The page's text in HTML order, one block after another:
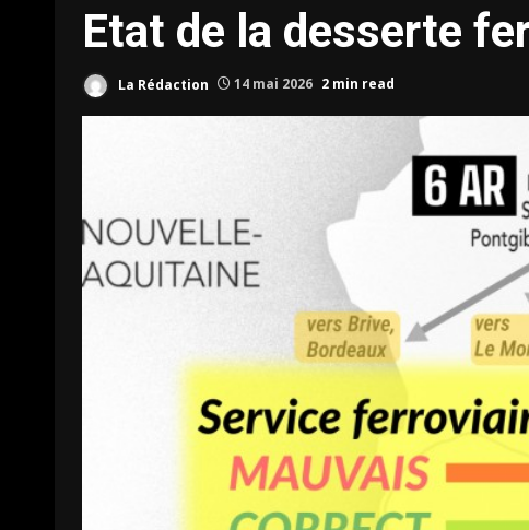
Etat de la desserte
La Rédaction 14 mai 2026 2 min read